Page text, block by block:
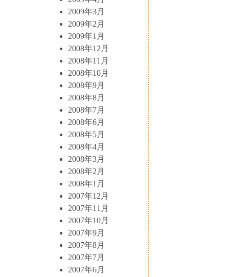
2009年3月
2009年2月
2009年1月
2008年12月
2008年11月
2008年10月
2008年9月
2008年8月
2008年7月
2008年6月
2008年5月
2008年4月
2008年3月
2008年2月
2008年1月
2007年12月
2007年11月
2007年10月
2007年9月
2007年8月
2007年7月
2007年6月